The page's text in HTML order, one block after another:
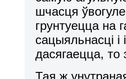
шчасця
грунтуецца на
сацыяльнасці і
дасягаецца, то
Тая ж